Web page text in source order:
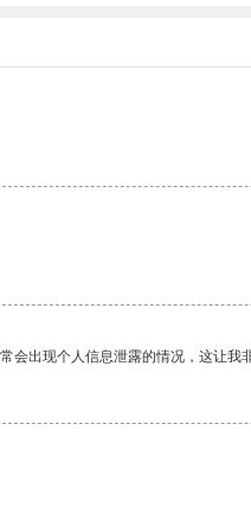
出现个人信息泄露的情况，这让我